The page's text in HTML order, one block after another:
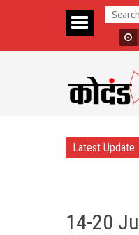
Latest Update
के बलराम कृषि महोत्सव को किया
14-20